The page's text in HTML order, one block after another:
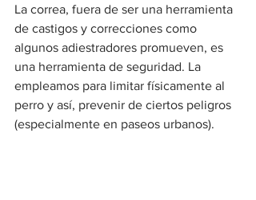
La correa, fuera de ser una herramienta
de castigos y correcciones como
algunos adiestradores promueven, es
una herramienta de seguridad. La
empleamos para limitar físicamente al
perro y así, prevenir de ciertos peligros
(especialmente en paseos urbanos).